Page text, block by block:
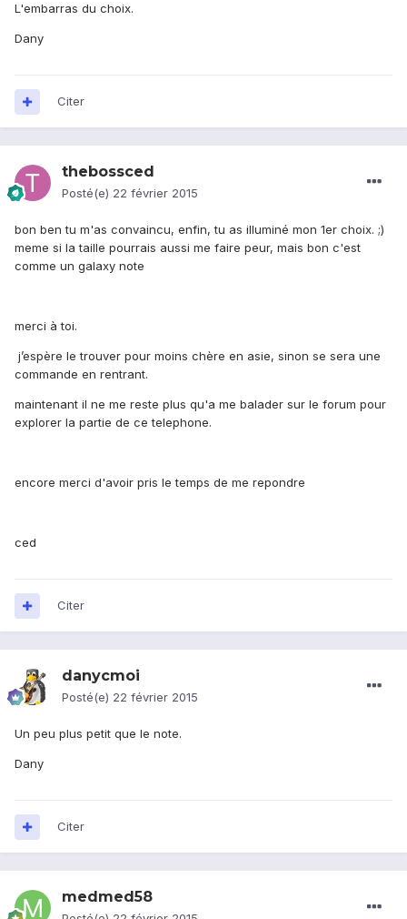
L'embarras du choix.
Dany
Citer
thebossced
Posté(e) 22 février 2015
bon ben tu m'as convaincu, enfin, tu as illuminé mon 1er choix. ;)
meme si la taille pourrais aussi me faire peur, mais bon c'est
comme un galaxy note
merci à toi.
j’espère le trouver pour moins chère en asie, sinon se sera une
commande en rentrant.
maintenant il ne me reste plus qu'a me balader sur le forum pour
explorer la partie de ce telephone.
encore merci d'avoir pris le temps de me repondre
ced
Citer
danycmoi
Posté(e) 22 février 2015
Un peu plus petit que le note.
Dany
Citer
medmed58